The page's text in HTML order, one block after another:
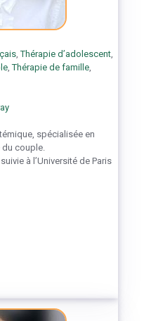
,Thérapie d’adolescent,
,Thérapie de famille,
spécialisée en
du couple.
à l’Université de Paris